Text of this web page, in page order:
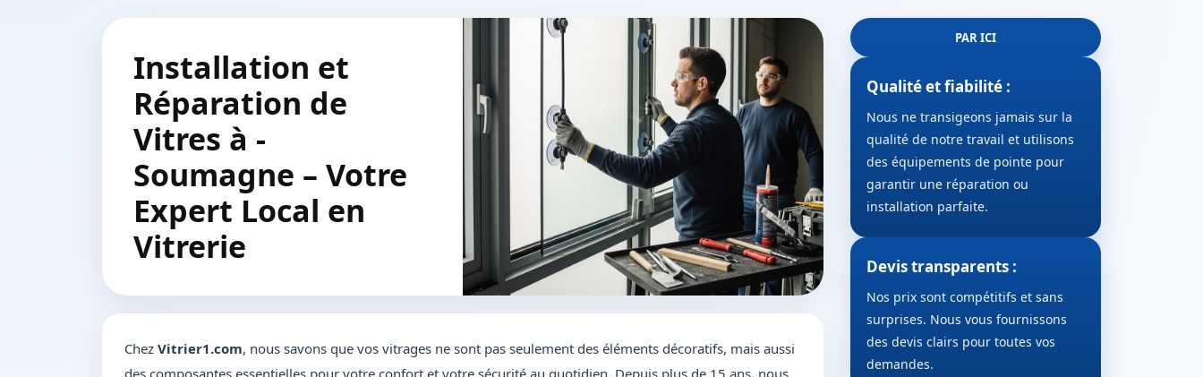
Installation et
Réparation de
Vitres à -
Soumagne – Votre
Expert Local en
Vitrerie
Chez Vitrier1.com, nous savons que vos vitrages ne sont pas seulement des éléments décoratifs, mais aussi
des composantes essentielles pour votre confort et votre sécurité au quotidien. Depuis plus de 15 ans, nous
PAR ICI
Qualité et fiabilité :
Nous ne transigeons jamais sur la
qualité de notre travail et utilisons
des équipements de pointe pour
garantir une réparation ou
installation parfaite.
Devis transparents :
Nos prix sont compétitifs et sans
surprises. Nous vous fournissons
des devis clairs pour toutes vos
demandes.